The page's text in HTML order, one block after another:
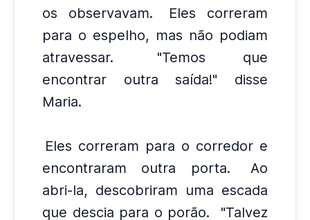
os observavam.
Eles correram
para o espelho, mas não podiam
atravessar.
"Temos que
encontrar outra saída!" disse
Maria.
Eles correram para o corredor e
encontraram outra porta.
Ao
abri-la, descobriram uma escada
que descia para o porão.
"Talvez